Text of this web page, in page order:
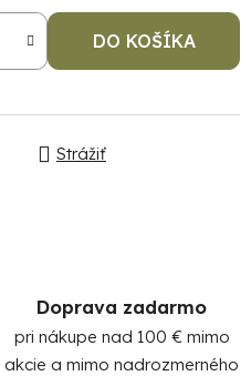
DO KOŠÍKA
Strážiť
Doprava zadarmo
pri nákupe nad 100 € mimo
akcie a mimo nadrozmerného